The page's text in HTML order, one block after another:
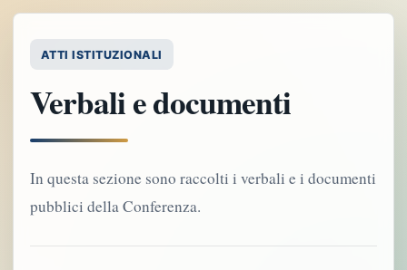
ATTI ISTITUZIONALI
Verbali e documenti
In questa sezione sono raccolti i verbali e i documenti
pubblici della Conferenza.